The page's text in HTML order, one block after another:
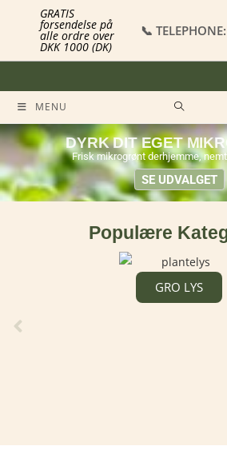
📞
GRATIS
forsendelse på
alle ordre over
DKK 1000 (DK)
MENU
DYRK DIT EGET
Frisk mikrogrønt derhjemme,
SE UDVALGET
Populære
GRO LYS